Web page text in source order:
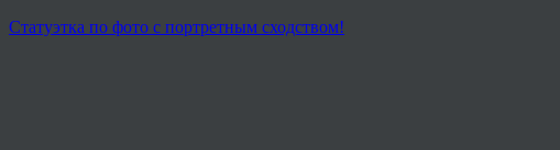
Статуэтка по фото с портретным сходством!